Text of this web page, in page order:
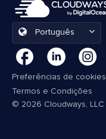
Português
Preferências de cookies
Termos e Condições
© 2026 Cloudways, LLC